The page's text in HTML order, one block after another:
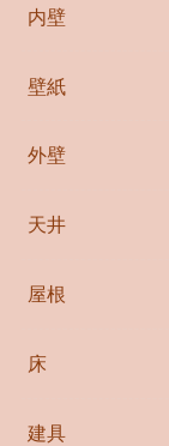
内壁
壁紙
外壁
天井
屋根
床
建具